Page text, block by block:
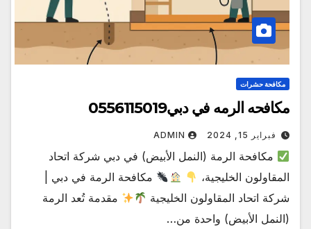
مكافحة حشرات
مكافحه الرمه في دبي0556115019
فبراير 15, 2024 ADMIN
مكافحة الرمة (النمل الأبيض) في دبي شركة اتحاد
المقاولون الخليجية،
مكافحة الرمة في دبي |
شركة اتحاد المقاولون الخليجية
مقدمة تُعد الرمة
(النمل الأبيض) واحدة من…